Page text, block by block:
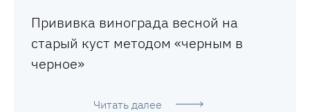
Прививка винограда весной на
старый куст методом «черным в
черное»
Читать далее